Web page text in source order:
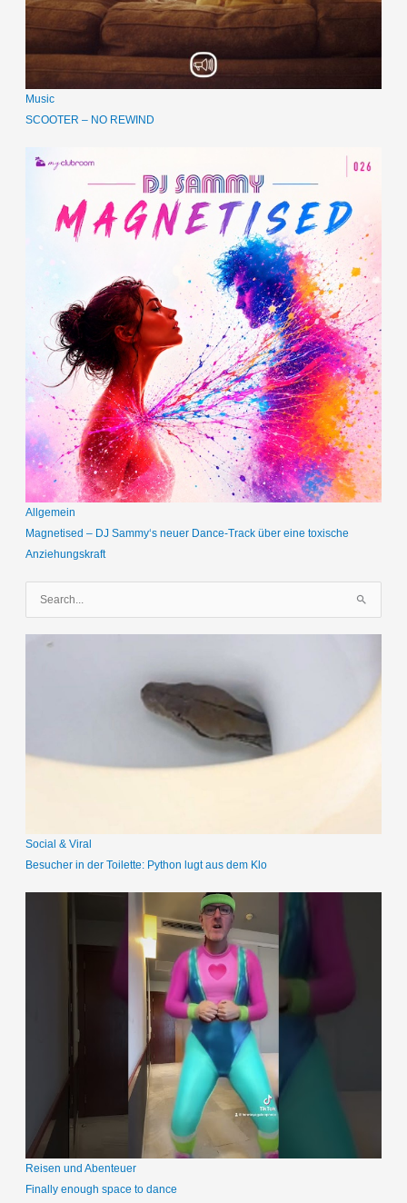
Music
SCOOTER – NO REWIND
Allgemein
Magnetised – DJ Sammy‘s neuer Dance-Track über eine toxische
Anziehungskraft
c
c
Social & Viral
Besucher in der Toilette: Python lugt aus dem Klo
Reisen und Abenteuer
Finally enough space to dance